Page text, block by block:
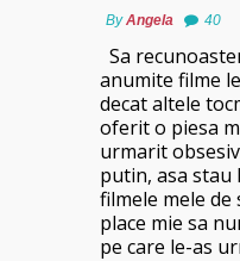
ByAngela 40
Sa
anumite filme
decat altele
oferit o piesa
urmarit
putin, asa stau
filmele mele de
place mie sa
pe care le-as